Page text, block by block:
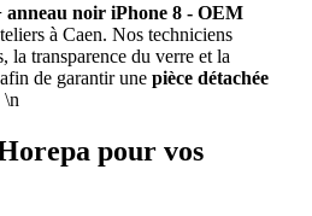
anneau noir iPhone 8 - OEM
à Caen. Nos techniciens
la transparence du verre et la
de garantir une pièce détachée
\n
pour vos